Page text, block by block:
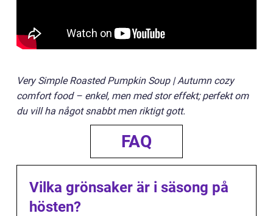
Very Simple Roasted Pumpkin Soup | Autumn cozy
comfort food – enkel, men med stor effekt; perfekt om
du vill ha något snabbt men riktigt gott.
FAQ
Vilka grönsaker är i säsong på
hösten?